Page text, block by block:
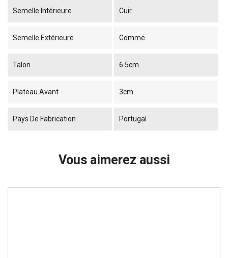
Semelle Intérieure Cuir
Semelle Extérieure Gomme
Talon 6.5cm
Plateau Avant 3cm
Pays De Fabrication Portugal
Vous aimerez aussi